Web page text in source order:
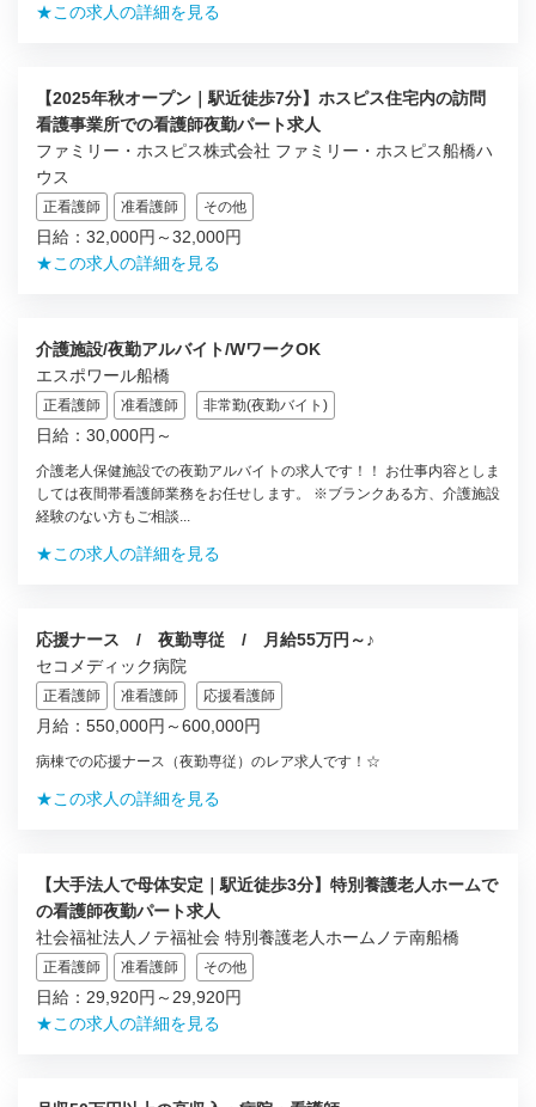
★この求人の詳細を見る
【2025年秋オープン｜駅近徒歩7分】ホスピス住宅内の訪問
看護事業所での看護師夜勤パート求人
ファミリー・ホスピス株式会社 ファミリー・ホスピス船橋ハ
ウス
正看護師 准看護師 その他
日給：32,000円～32,000円
★この求人の詳細を見る
介護施設/夜勤アルバイト/WワークOK
エスポワール船橋
正看護師 准看護師 非常勤(夜勤バイト)
日給：30,000円～
介護老人保健施設での夜勤アルバイトの求人です！！ お仕事内容としま
しては夜間帯看護師業務をお任せします。 ※ブランクある方、介護施設
経験のない方もご相談...
★この求人の詳細を見る
応援ナース / 夜勤専従 / 月給55万円～♪
セコメディック病院
正看護師 准看護師 応援看護師
月給：550,000円～600,000円
病棟での応援ナース（夜勤専従）のレア求人です！☆
★この求人の詳細を見る
【大手法人で母体安定｜駅近徒歩3分】特別養護老人ホームで
の看護師夜勤パート求人
社会福祉法人ノテ福祉会 特別養護老人ホームノテ南船橋
正看護師 准看護師 その他
日給：29,920円～29,920円
★この求人の詳細を見る